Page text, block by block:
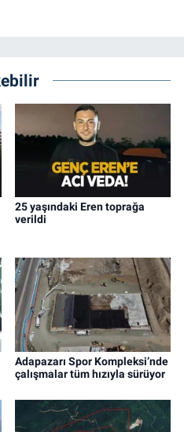
25 yaşındaki Eren toprağa
verildi
Adapazarı Spor Kompleksi’nde
çalışmalar tüm hızıyla sürüyor